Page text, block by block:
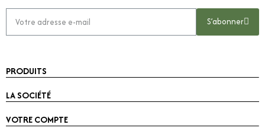
S’abonner
PRODUITS
LA SOCIÉTÉ
VOTRE COMPTE